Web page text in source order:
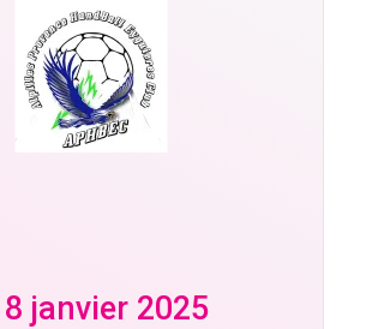
janvier 2025